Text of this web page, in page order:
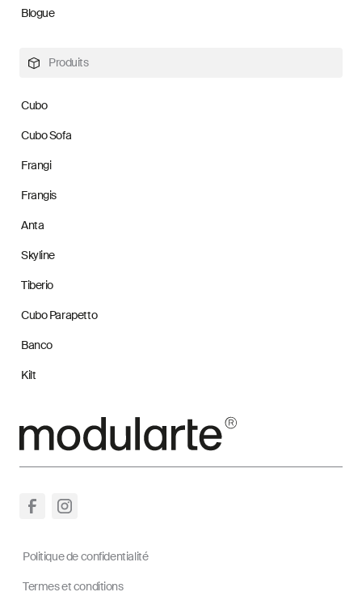
Blogue
Produits
Cubo
Cubo Sofa
Frangi
Frangis
Anta
Skyline
Tiberio
Cubo Parapetto
Banco
Kilt
Politique de confidentialité
Termes et conditions